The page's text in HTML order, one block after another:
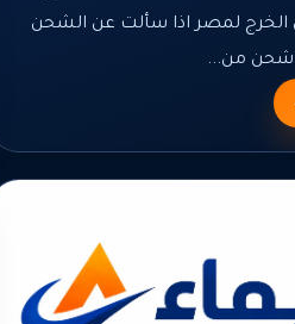
لمصر اذا سألت عن الشحن
شحن من...